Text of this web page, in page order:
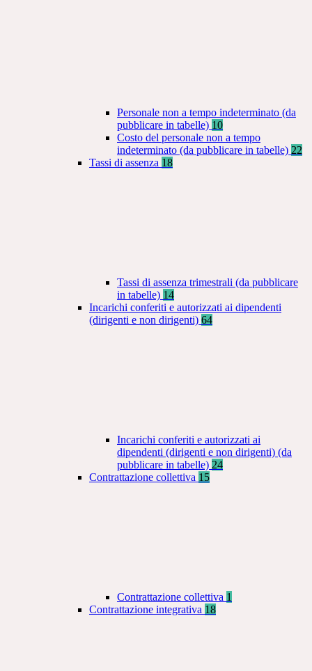
Personale non a tempo indeterminato (da
pubblicare in tabelle) 10
Costo del personale non a tempo
indeterminato (da pubblicare in tabelle) 22
Tassi di assenza 18
Tassi di assenza trimestrali (da pubblicare
in tabelle) 14
Incarichi conferiti e autorizzati ai dipendenti
(dirigenti e non dirigenti) 64
Incarichi conferiti e autorizzati ai
dipendenti (dirigenti e non dirigenti) (da
pubblicare in tabelle) 24
Contrattazione collettiva 15
Contrattazione collettiva 1
Contrattazione integrativa 18